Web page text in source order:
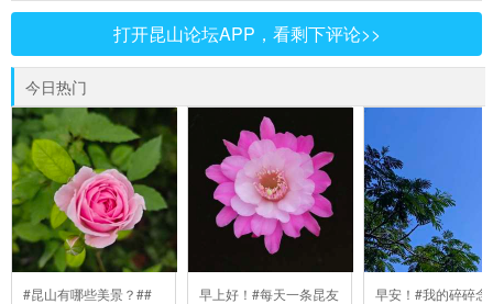
打开昆山论坛APP，看剩下评论>>
今日热门
#昆山有哪些美景？##
早上好！#每天一条昆友
早安！#我的碎碎念